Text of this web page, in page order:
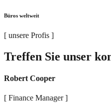
Büros weltweit
[ unsere Profis ]
Treffen Sie unser
Robert Cooper
[ Finance Manager ]